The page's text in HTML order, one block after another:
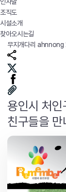
조직도
시설소개
찾아오시는길
무지개다리 ahnnong
용인시 처
친구들을